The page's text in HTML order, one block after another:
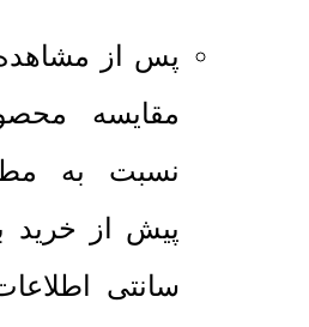
پس از
مقایسه
نسبت به
سانتی